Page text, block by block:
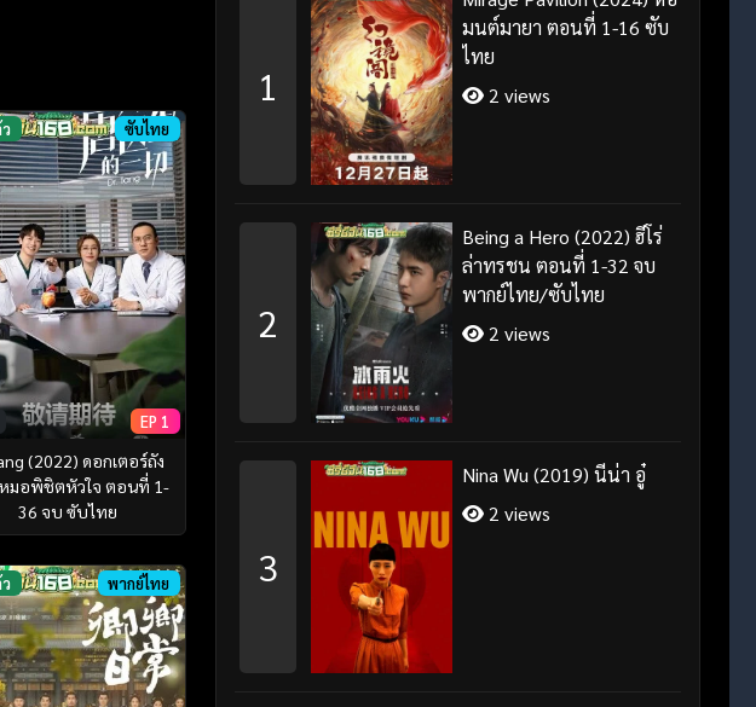
ซับไทย
EP 1
(2022) ดอกเตอร์ถัง
มอพิชิตหัวใจ ตอนที่ 1-
36 จบ ซับไทย
พากย์ไทย
1
มนต์มายา ตอนที่ 1-16 ซับ
ไทย
2 views
2
Being a Hero (2022) ฮีโร่
ล่าทรชน ตอนที่ 1-32 จบ
พากย์ไทย/ซับไทย
2 views
3
Nina Wu (2019) นีน่า อู๋
2 views